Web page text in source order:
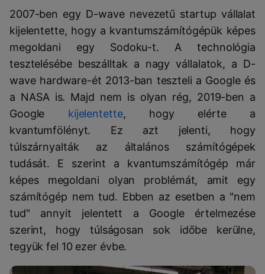
2007-ben egy D-wave nevezetű startup vállalat
kijelentette, hogy a kvantumszámítógépük képes
megoldani egy Sodoku-t. A technológia
tesztelésébe beszálltak a nagy vállalatok, a D-
wave hardware-ét 2013-ban teszteli a Google és
a NASA is. Majd nem is olyan rég, 2019-ben a
Google kijelentette, hogy elérte a
kvantumfölényt. Ez azt jelenti, hogy
túlszárnyalták az általános számítógépek
tudását. E szerint a kvantumszámítógép már
képes megoldani olyan problémát, amit egy
számítógép nem tud. Ebben az esetben a "nem
tud" annyit jelentett a Google értelmezése
szerint, hogy túlságosan sok időbe kerülne,
tegyük fel 10 ezer évbe.